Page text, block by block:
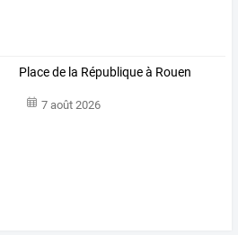
Place de la République à Rouen
7 août 2026